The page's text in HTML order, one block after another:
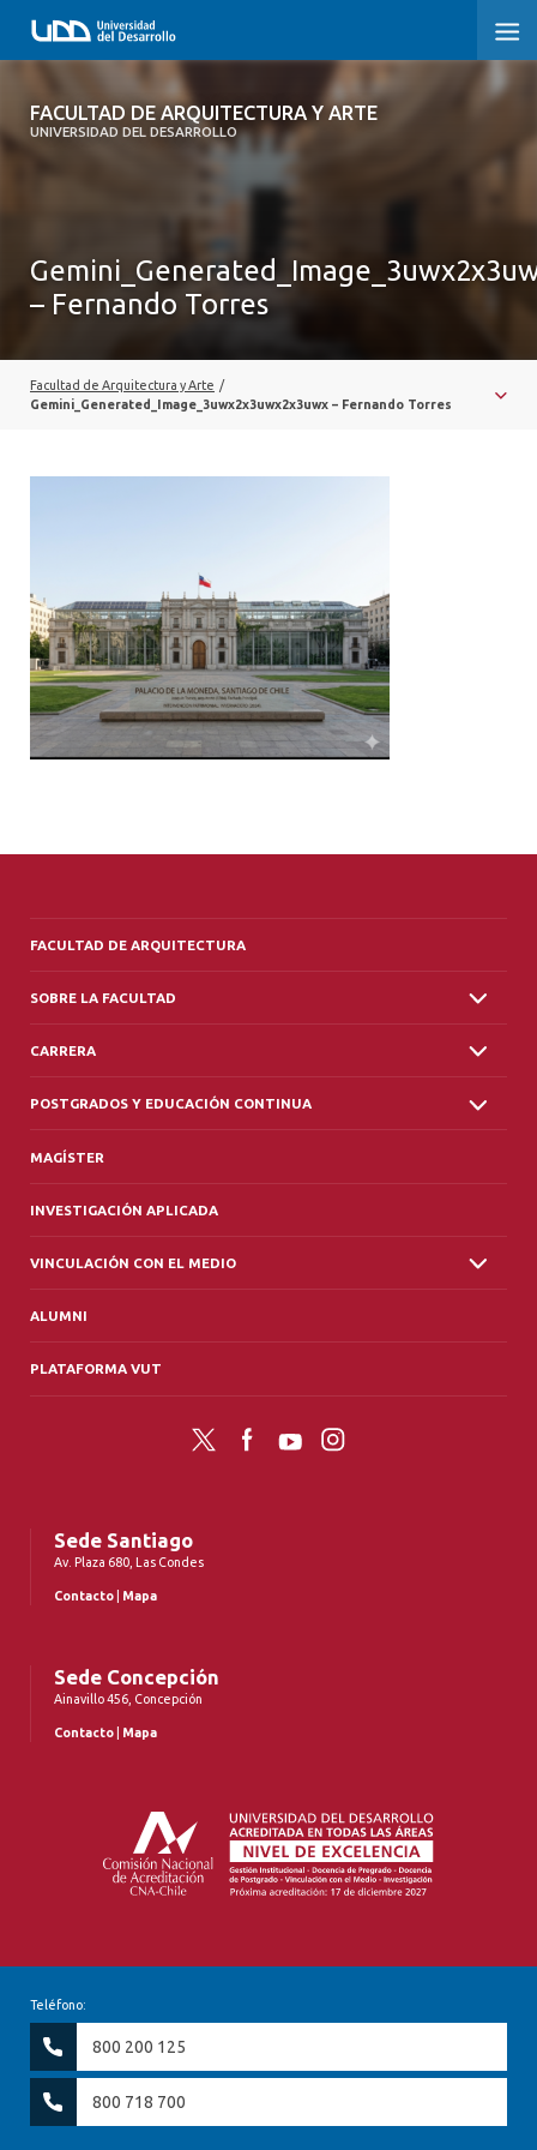
FACULTAD DE ARQUITECTURA Y ARTE
UNIVERSIDAD DEL DESARROLLO
FACULTAD DE ARQUITECTURA Y ARTE
CARRERA
MAGÍSTER
PLATAFORMA VUT
– Fernando Torres
Facultad de Arquitectura y Arte /
Gemini_Generated_Image_3uwx2x3uwx2x3uwx – Fernando Torres
FACULTAD DE ARQUITECTURA
SOBRE LA FACULTAD
CARRERA
POSTGRADOS Y EDUCACIÓN CONTINUA
MAGÍSTER
INVESTIGACIÓN APLICADA
VINCULACIÓN CON EL MEDIO
ALUMNI
PLATAFORMA VUT
Twitter FacebookYouTubeInstagram
Sede Santiago
Av. Plaza 680, Las Condes
Contacto Mapa
Sede Concepción
Ainavillo 456, Concepción
Contacto Mapa
Teléfono:
800 200 125
800 718 700